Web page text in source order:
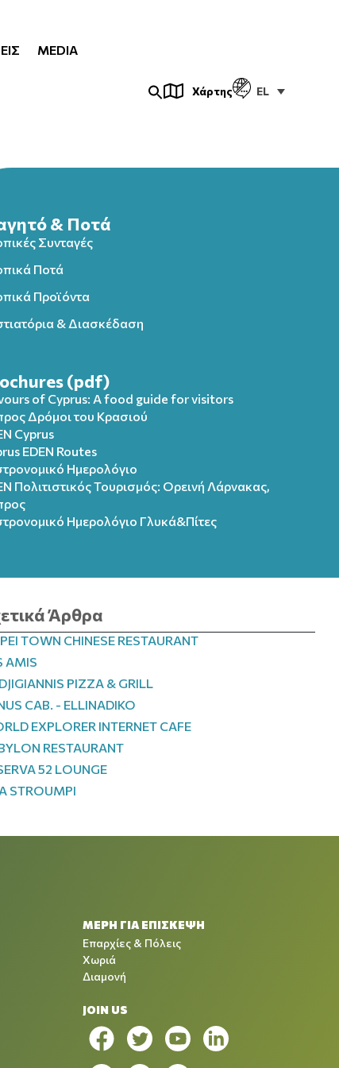
MEDIA
Χάρτης EL
& Ποτά
Συνταγές
Ποτά
Προϊόντα
& Διασκέδαση
(pdf)
of Cyprus: A food guide for visitors
Δρόμοι του Κρασιού
Cyprus
EDEN Routes
Ημερολόγιο
Πολιτιστικός Τουρισμός: Ορεινή Λάρνακας,
Ημερολόγιo Γλυκά&Πίτες
Άρθρα
TOWN CHINESE RESTAURANT
AMIS
PIZZA & GRILL
CAB. - ELLINADIKO
EXPLORER INTERNET CAFE
RESTAURANT
52 LOUNGE
STROUMPI
ΜΕΡΗ ΓΙΑ ΕΠΙΣΚΕΨΗ
Επαρχίες & Πόλεις
Χωριά
Διαμονή
JOIN US